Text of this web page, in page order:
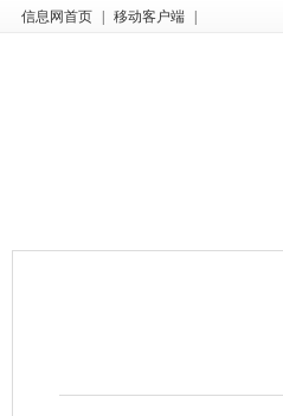
信息网首页 移动客户端